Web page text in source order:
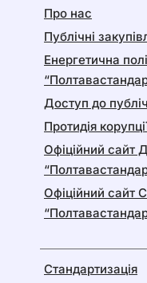
Про нас
Публічні
Енергетична
Доступ до
Протидія
Офіційний сайт
Офіційний сайт
Стандартизація